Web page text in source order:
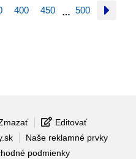
400 450 … 500
Editovať
Naše reklamné prvky
podmienky